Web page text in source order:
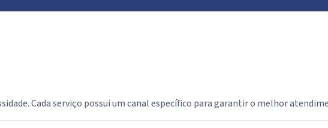
Cada serviço possui um canal específico para garantir o melhor